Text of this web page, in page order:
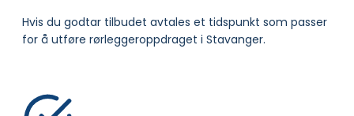
Hvis du godtar tilbudet avtales et tidspunkt som passer
for å utføre rørleggeroppdraget i Stavanger.